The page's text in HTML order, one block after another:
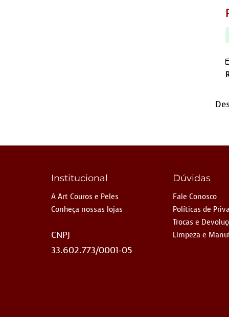
Institucional
A Art Couros e Peles
Conheça nossas lojas
CNPJ
33.602.773/0001-05
Dúvidas
Fale Conosco
Políticas de
Trocas e
Limpeza e